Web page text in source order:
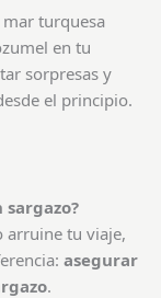
turquesa
en tu
sorpresas y
el principio.
arruine tu viaje,
asegurar
.